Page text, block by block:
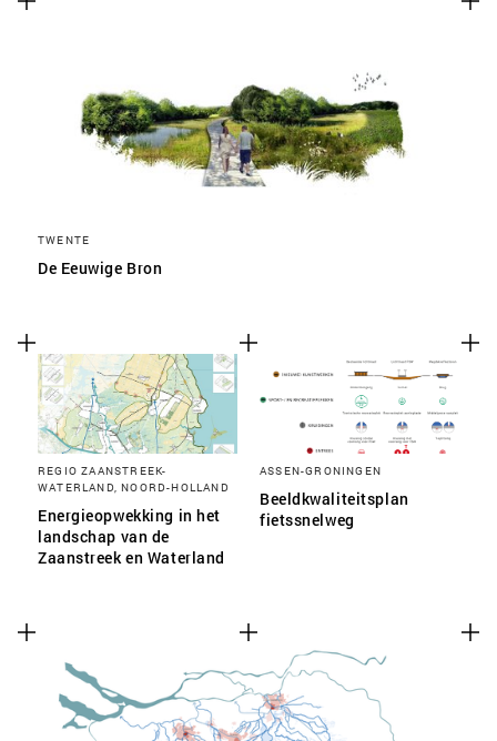
TWENTE
De Eeuwige Bron
REGIO ZAANSTREEK-
WATERLAND, NOORD-HOLLAND
Energieopwekking in het
landschap van de
Zaanstreek en Waterland
ASSEN-GRONINGEN
Beeldkwaliteitsplan
fietssnelweg